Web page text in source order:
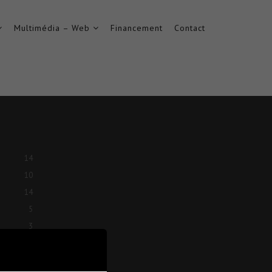
Multimédia – Web Financement Contact
14
10
14
5
3